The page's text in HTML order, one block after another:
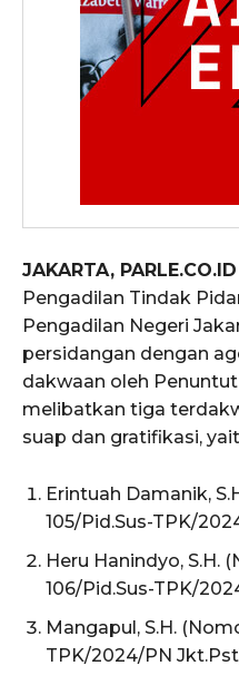
JAKARTA,
Pengadilan Tindak
Pengadilan Negeri
persidangan dengan
dakwaan oleh
melibatkan tiga
suap dan gratifikasi,
Erintuah Damanik,
105/Pid.Sus-TPK/
Heru Hanindyo, S.H.
106/Pid.Sus-TPK/
Mangapul, S.H.
TPK/2024/PN